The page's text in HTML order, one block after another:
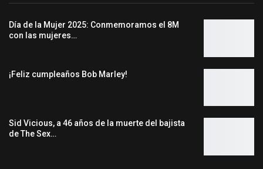
Día de la Mujer 2025: Conmemoramos el 8M
con las mujeres…
¡Feliz cumpleaños Bob Marley!
Sid Vicious, a 46 años de la muerte del bajista
de The Sex…